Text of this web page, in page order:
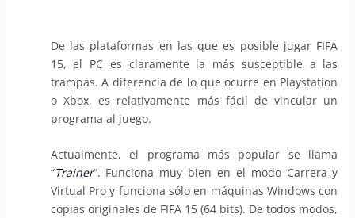
De las plataformas en las que es posible jugar FIFA
15, el PC es claramente la más susceptible a las
trampas. A diferencia de lo que ocurre en Playstation
o Xbox, es relativamente más fácil de vincular un
programa al juego.
Actualmente, el programa más popular se llama
“Trainer“. Funciona muy bien en el modo Carrera y
Virtual Pro y funciona sólo en máquinas Windows con
copias originales de FIFA 15 (64 bits). De todos modos,